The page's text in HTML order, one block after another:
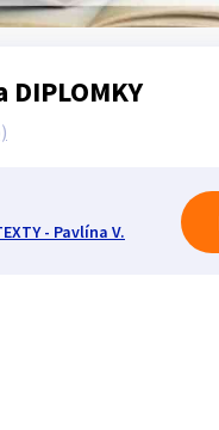
Sdílet
- Pavlína V.